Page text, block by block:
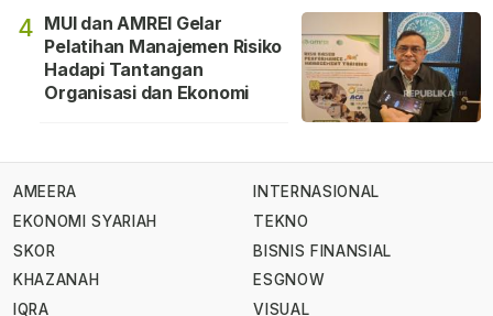
4 MUI dan AMREI Gelar
Pelatihan Manajemen Risiko
Hadapi Tantangan
Organisasi dan Ekonomi
AMEERA
EKONOMI SYARIAH
SKOR
KHAZANAH
IQRA
INTERNASIONAL
TEKNO
BISNIS FINANSIAL
ESGNOW
VISUAL